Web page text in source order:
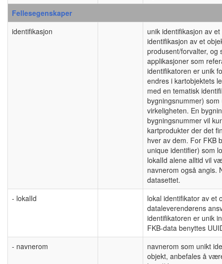
Fellesegenskaper
identifikasjon
unik identifikasjon av
identifikasjon av et
produsent/forvalter, og
applikasjoner som
identifikatoren er unik
endres i kartobjektets
med en tematisk
bygningsnummer)
virkeligheten. En
bygningsnummer vil
kartprodukter der det
hver av dem. For FKB
unique identifier) som
lokalId alene alltid vil
navnerom også angis.
datasettet.
- lokalId
lokal identifikator av et
dataleverendørens
identifikatoren er unik
FKB-data benyttes
- navnerom
navnerom som unikt
objekt, anbefales å